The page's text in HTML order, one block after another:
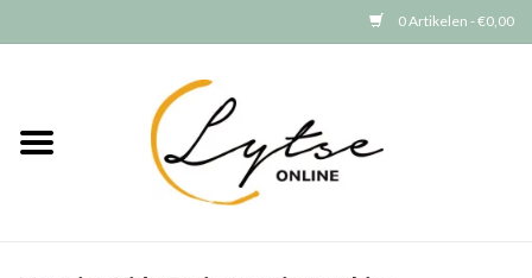
0 Artikelen - €0,00